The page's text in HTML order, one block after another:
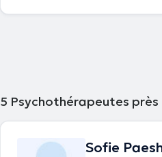
forme d'expression créative libre
vous accueille et vous
5 Psychothérapeutes près
Sofie